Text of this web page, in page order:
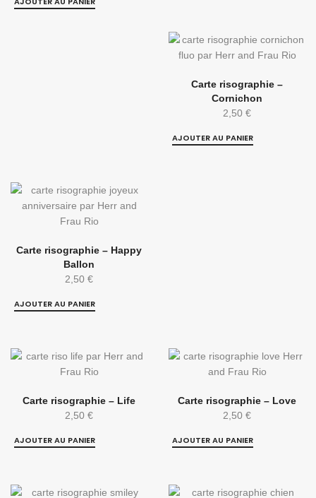
Carte risographie –
Cornichon
2,50 €
AJOUTER AU PANIER
Carte risographie – Happy
Ballon
2,50 €
AJOUTER AU PANIER
Carte risographie – Life
2,50 €
AJOUTER AU PANIER
Carte risographie – Love
2,50 €
AJOUTER AU PANIER